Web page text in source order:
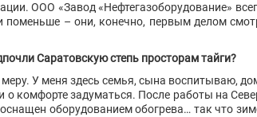
ООО «Завод «Нефтегазоборудование»
поменьше – они, конечно, первым делом
Саратовскую степь просторам тайги?
У меня здесь семья, сына воспитываю,
о комфорте задуматься. После работы на
оборудованием обогрева… так что